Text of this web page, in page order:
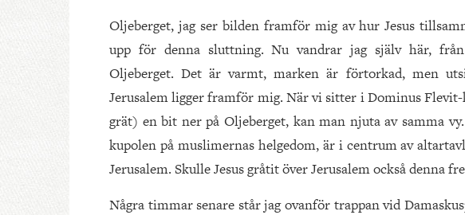
Oljeberget, jag ser bilden framför mig av hur Jesus
upp för denna sluttning. Nu vandrar jag själv här,
Oljeberget. Det är varmt, marken är förtorkad, men
Jerusalem ligger framför mig. När vi sitter i Dominus
grät) en bit ner på Oljeberget, kan man njuta av samma
kupolen på muslimernas helgedom, är i centrum av
Jerusalem. Skulle Jesus gråtit över Jerusalem också denna
Några timmar senare står jag ovanför trappan vid